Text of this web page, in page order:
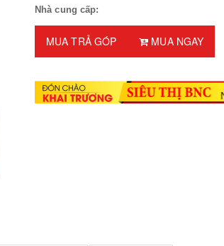
Nhà cung cấp:
MUA TRẢ GÓP MUA NGAY